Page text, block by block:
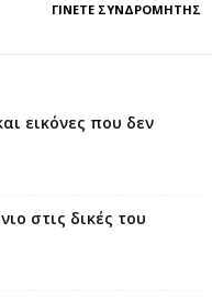
ΓΊΝΕΤΕ ΣΥΝΔΡΟΜΗΤΉΣ
εικόνες που δεν
στις δικές του